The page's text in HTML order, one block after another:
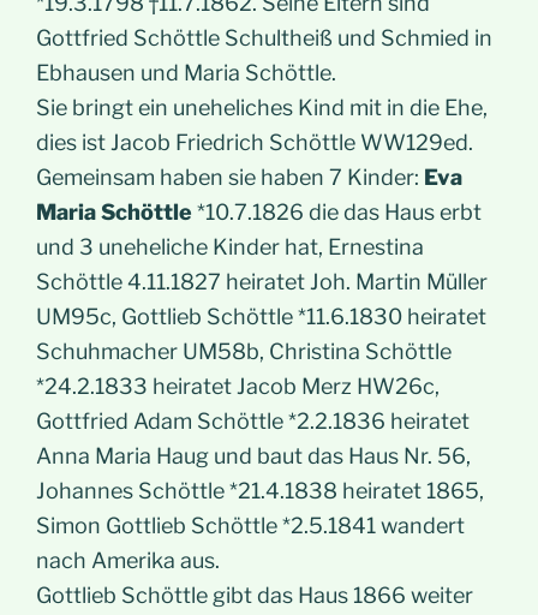
Gottfried Schöttle Schultheiß und Schmied in
Ebhausen und Maria Schöttle.
Sie bringt ein uneheliches Kind mit in die Ehe,
dies ist Jacob Friedrich Schöttle WW129ed.
Gemeinsam haben sie haben 7 Kinder: Eva
Maria Schöttle *10.7.1826 die das Haus erbt
und 3 uneheliche Kinder hat, Ernestina
Schöttle 4.11.1827 heiratet Joh. Martin Müller
UM95c, Gottlieb Schöttle *11.6.1830 heiratet
Schuhmacher UM58b, Christina Schöttle
*24.2.1833 heiratet Jacob Merz HW26c,
Gottfried Adam Schöttle *2.2.1836 heiratet
Anna Maria Haug und baut das Haus Nr. 56,
Johannes Schöttle *21.4.1838 heiratet 1865,
Simon Gottlieb Schöttle *2.5.1841 wandert
nach Amerika aus.
Gottlieb Schöttle gibt das Haus 1866 weiter